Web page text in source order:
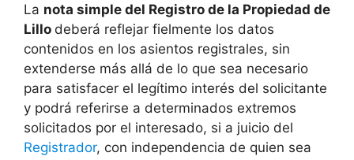
La nota simple del Registro de la Propiedad de
Lillo deberá reflejar fielmente los datos
contenidos en los asientos registrales, sin
extenderse más allá de lo que sea necesario
para satisfacer el legítimo interés del solicitante
y podrá referirse a determinados extremos
solicitados por el interesado, si a juicio del
Registrador, con independencia de quien sea